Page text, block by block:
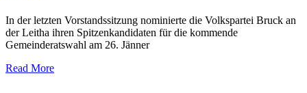
In der letzten Vorstandssitzung nominierte die Volkspartei Bruck an
der Leitha ihren Spitzenkandidaten für die kommende
Gemeinderatswahl am 26. Jänner
Read More